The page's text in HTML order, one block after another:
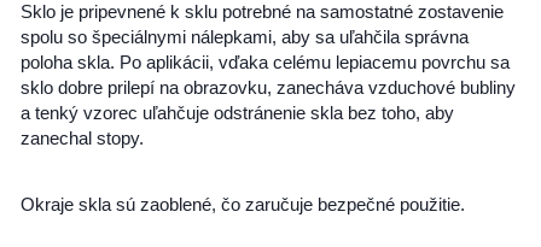
Sklo je pripevnené k sklu potrebné na samostatné zostavenie
spolu so špeciálnymi nálepkami, aby sa uľahčila správna
poloha skla. Po aplikácii, vďaka celému lepiacemu povrchu sa
sklo dobre prilepí na obrazovku, zanecháva vzduchové bubliny
a tenký vzorec uľahčuje odstránenie skla bez toho, aby
zanechal stopy.
Okraje skla sú zaoblené, čo zaručuje bezpečné použitie.